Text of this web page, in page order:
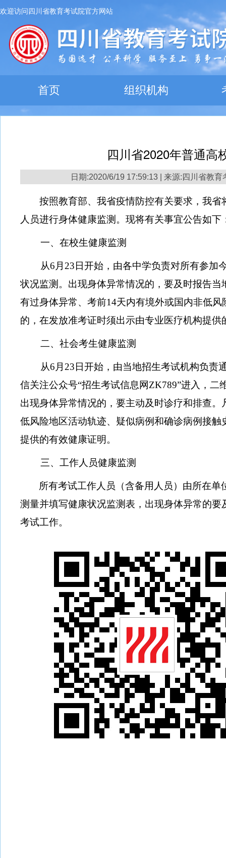
欢迎访问四川省教育考试院官方网站
首页 组织机构
四川省2020年普通高
日期:2020/6/19 17:59:13 | 来源:四川省教育
按照教育部、我省疫情防控有关要求，我省
人员进行身体健康监测。现将有关事宜公告如下
一、在校生健康监测
从6 月 23 日开始，由各中学负责对所有参加
状况监测。出现身体异常情况的，要及时报告
有过身体异常、考前14天内有境外或国内非低
的，在发放准考证时须出示由专业医疗机构提供
二、社会考生健康监测
从6 月 23 日开始，由当地招生考试机构负责
信关注公众号“招生考试信息网ZK789”进入，二
出现身体异常情况的，要主动及时诊疗和排查。
低风险地区活动轨迹、疑似病例和确诊病例接
提供的有效健康证明。
三、工作人员健康监测
所有考试工作人员（含备用人员）由所在单
测量并填写健康状况监测表，出现身体异常的要
考试工作。